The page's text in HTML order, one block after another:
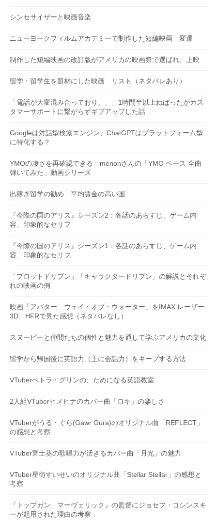
シンセサイザーと映画音楽
ニューヨークフィルムアカデミーで制作した短編映画 変遷
制作した短編映画の改訂版がアメリカの映画祭で選ばれ、上映
留学・留学生を題材にした映画 リスト（ネタバレあり）
「電話が大変混み合っており、、」1時間半以上ねばったがカス
タマーサポートに繋がらずギブアップした話
Googleは対話型検索エンジン、ChatGPTはプラットフォーム型
に特化する？
YMOの凄さを再確認できる menonさんの「YMO ベース 全曲
弾いてみた」動画シリーズ
出稼ぎ留学の勧め 平均賃金の高い国
『今際の国のアリス』シーズン2：各話のあらすじ、ゲーム内
容、印象的なセリフ
『今際の国のアリス』シーズン1：各話のあらすじ、ゲーム内
容、印象的なセリフ
「プロットドリブン」「キャラクタードリブン」の解説とそれぞ
れの映画の例
映画「アバター ウェイ・オブ・ウォーター」をIMAX レーザー
3D、HFRで見た感想（ネタバレなし）
スヌーピーと仲間たちの個性と魅力を通して学ぶアメリカの文化
留学から帰国後に英語力（主に会話力）をキープする方法
VTuberペトラ・グリンの、ためになる英語教室
2人組VTuberヒメヒナのカバー曲「ロキ」の楽しさ
VTuberがうる・ぐら(Gawr Gura)のオリジナル曲「REFLECT」
の感想と考察
VTuber富士葵の歌唱力が活きるカバー曲「月光」の魅力
VTuber星街すいせいのオリジナル曲「Stellar Stellar」の感想と
考察
『トップガン マーヴェリック』の監督にジョセフ・コシンスキ
ーが起用された理由の考察